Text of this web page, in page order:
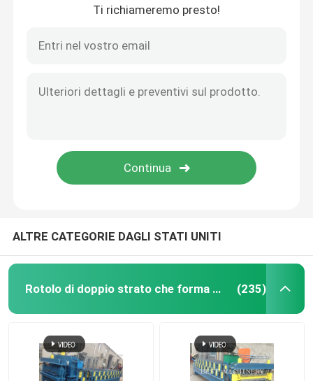
Ti richiameremo presto!
ALTRE CATEGORIE DAGLI STATI UNITI
Rotolo di doppio strato che forma macchina (235)